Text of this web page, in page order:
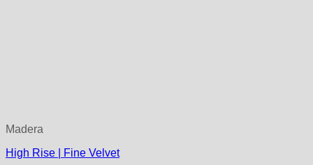
Madera
High Rise | Fine Velvet